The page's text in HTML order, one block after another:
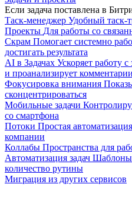
Если задача поставлена в
Таск-менеджер Удобный таск-
Проекты Для работы со
Скрам Помогает системно
достигать результата
AI в Задачах Ускоряет работу
и проанализирует комментарии
Фокусировка внимания
сконцентрироваться
Мобильные задачи
со смартфона
Потоки Простая
компании
Коллабы Пространства для
Автоматизация задач Шаблоны
количество рутины
Миграция из других сервисов